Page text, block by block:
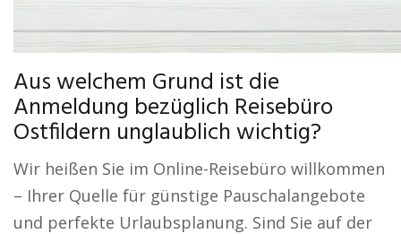
Aus welchem Grund ist die
Anmeldung bezüglich Reisebüro
Ostfildern unglaublich wichtig?
Wir heißen Sie im Online-Reisebüro willkommen
– Ihrer Quelle für günstige Pauschalangebote
und perfekte Urlaubsplanung. Sind Sie auf der